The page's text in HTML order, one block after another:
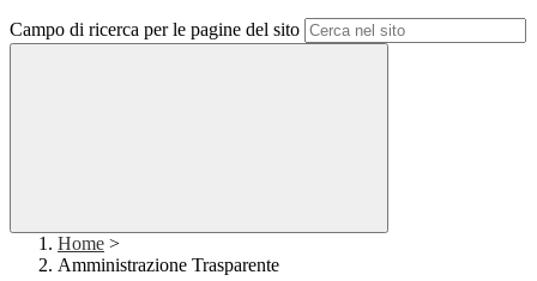
Campo di ricerca per le pagine del sito
Home >
Amministrazione Trasparente